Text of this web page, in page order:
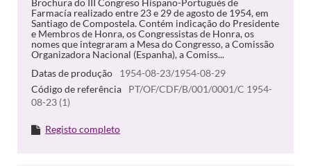
Brochura do III Congreso Híspano-Portugués de
Farmacía realizado entre 23 e 29 de agosto de 1954, em
Santiago de Compostela. Contém indicação do Presidente
e Membros de Honra, os Congressistas de Honra, os
nomes que integraram a Mesa do Congresso, a Comissão
Organizadora Nacional (Espanha), a Comiss...
Datas de produção
1954-08-23/1954-08-29
Código de referência
PT/OF/CDF/B/001/0001/C 1954-
08-23 (1)
Registo completo